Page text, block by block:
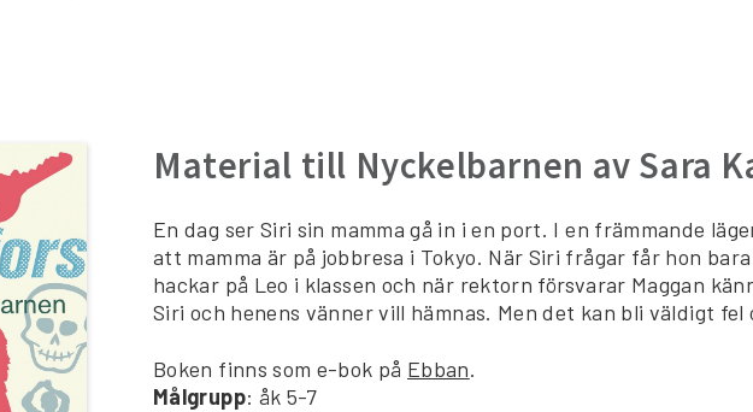
Material till Nyckelbarnen av Sara
En dag ser Siri sin mamma gå in i en port. I en främmande
att mamma är på jobbresa i Tokyo. När Siri frågar får hon
hackar på Leo i klassen och när rektorn försvarar Maggan
Siri och henens vänner vill hämnas. Men det kan bli väldigt
Boken finns som e-bok på Ebban.
Målgrupp: åk 5-7